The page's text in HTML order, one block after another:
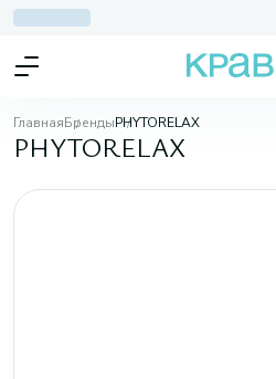
ГлавнаяБрендыPHYTORELAX
PHYTORELAX